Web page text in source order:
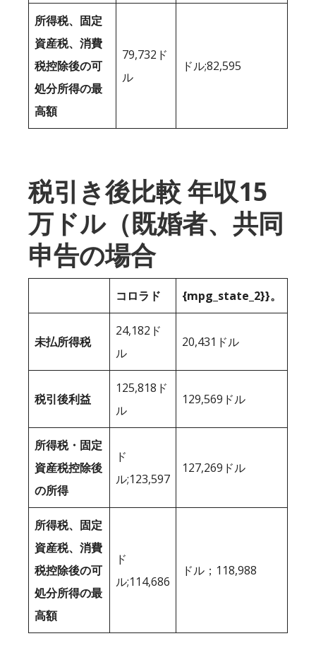
所得税、固定
資産税、消費
税控除後の可
処分所得の最
高額
79,732ド
ル
ドル;82,595
税引き後比較 年収15
万ドル（既婚者、共同
申告の場合
コロラド {mpg_state_2}}。
未払所得税
24,182ド
ル
20,431ドル
税引後利益
125,818ド
ル
129,569ドル
所得税・固定
資産税控除後
の所得
ド
ル;123,597
127,269ドル
所得税、固定
資産税、消費
税控除後の可
処分所得の最
高額
ド
ル;114,686
ドル；118,988